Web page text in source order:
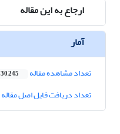
ارجاع به این مقاله
آمار
تعداد مشاهده مقاله 30,245
تعداد دریافت فایل اصل مقاله